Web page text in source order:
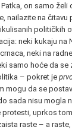
on samo želi
nailazite na čitavu
političkih
neki kukaju na
neki na
samo hoće da se
– pokret je
mogu da se
sada nisu mogla
protesti, uprkos
raste – a